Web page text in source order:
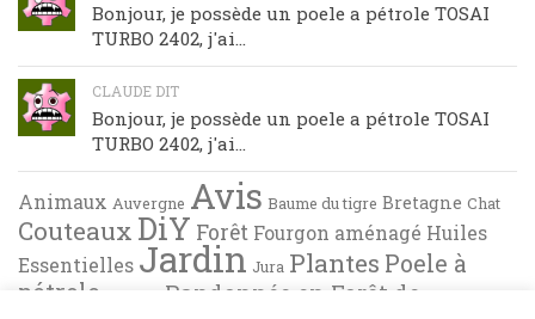
Bonjour, je possède un poele a pétrole TOSAI
TURBO 2402, j'ai...
CLAUDE DIT
Bonjour, je possède un poele a pétrole TOSAI
TURBO 2402, j'ai...
Animaux Auvergne Avis Baume du tigre Bretagne Chat
Couteaux DiY Forêt Fourgon aménagé Huiles
Essentielles Jardin Jura Plantes Poele à
pétrole
Randonnée en Forêt de